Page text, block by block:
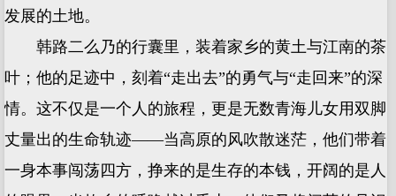
发展的土地。
韩路二么乃的行囊里，装着家乡的黄土与江南的茶
叶；他的足迹中，刻着“走出去”的勇气与“走回来”的深
情。这不仅是一个人的旅程，更是无数青海儿女用双脚
丈量出的生命轨迹——当高原的风吹散迷茫，他们带着
一身本事闯荡四方，挣来的是生存的本钱，开阔的是人